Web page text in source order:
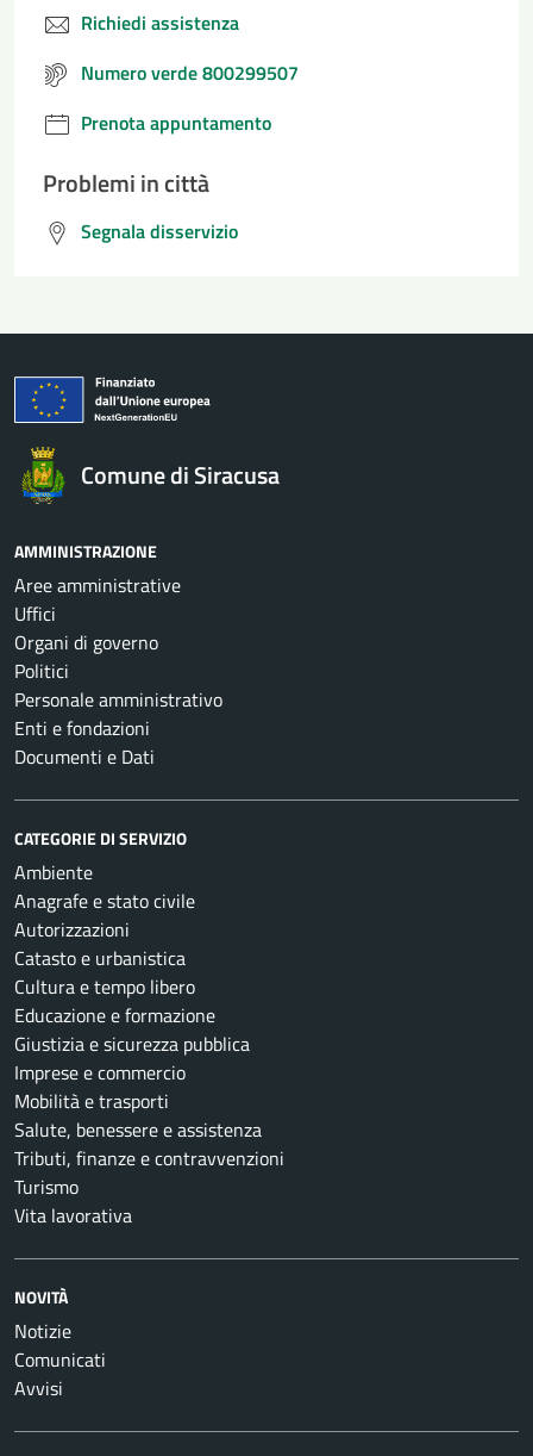
Richiedi assistenza
Numero verde 800299507
Prenota appuntamento
Problemi in città
Segnala disservizio
Comune di Siracusa
AMMINISTRAZIONE
Aree amministrative
Uffici
Organi di governo
Politici
Personale amministrativo
Enti e fondazioni
Documenti e Dati
CATEGORIE DI SERVIZIO
Ambiente
Anagrafe e stato civile
Autorizzazioni
Catasto e urbanistica
Cultura e tempo libero
Educazione e formazione
Giustizia e sicurezza pubblica
Imprese e commercio
Mobilità e trasporti
Salute, benessere e assistenza
Tributi, finanze e contravvenzioni
Turismo
Vita lavorativa
NOVITÀ
Notizie
Comunicati
Avvisi